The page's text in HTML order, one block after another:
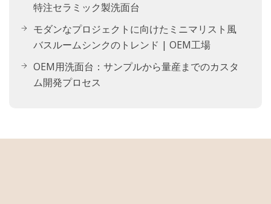
特注セラミック製洗面台
モダンなプロジェクトに向けたミニマリスト風
バスルームシンクのトレンド | OEM工場
OEM用洗面台：サンプルから量産までのカスタ
ム開発プロセス